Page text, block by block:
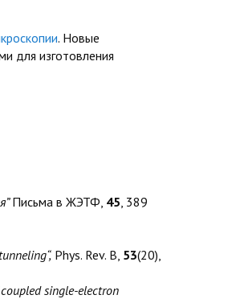
. Новые
для изготовления
Письма в ЖЭТФ, 45, 389
Phys. Rev. B, 53(20),
single-electron